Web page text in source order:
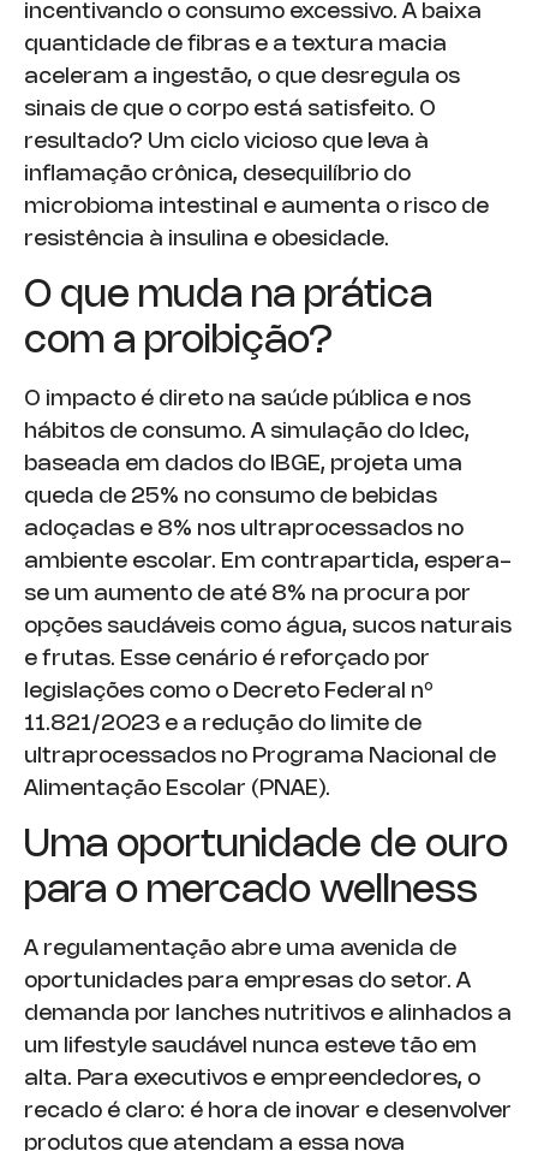
incentivando o consumo excessivo. A baixa
quantidade de fibras e a textura macia
aceleram a ingestão, o que desregula os
sinais de que o corpo está satisfeito. O
resultado? Um ciclo vicioso que leva à
inflamação crônica, desequilíbrio do
microbioma intestinal e aumenta o risco de
resistência à insulina e obesidade.
O que muda na prática
com a proibição?
O impacto é direto na saúde pública e nos
hábitos de consumo. A simulação do Idec,
baseada em dados do IBGE, projeta uma
queda de 25% no consumo de bebidas
adoçadas e 8% nos ultraprocessados no
ambiente escolar. Em contrapartida, espera-
se um aumento de até 8% na procura por
opções saudáveis como água, sucos naturais
e frutas. Esse cenário é reforçado por
legislações como o Decreto Federal nº
11.821/2023 e a redução do limite de
ultraprocessados no Programa Nacional de
Alimentação Escolar (PNAE).
Uma oportunidade de ouro
para o mercado wellness
A regulamentação abre uma avenida de
oportunidades para empresas do setor. A
demanda por lanches nutritivos e alinhados a
um lifestyle saudável nunca esteve tão em
alta. Para executivos e empreendedores, o
recado é claro: é hora de inovar e desenvolver
produtos que atendam a essa nova